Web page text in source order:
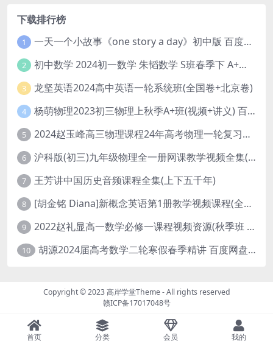
下载排行榜
1 一天一个小故事《one story a day》初中版 百度网盘分享下载
2 初中数学 2024初一数学 朱韬数学 S班春季下 A+班春季下 百度云网盘
3 龙坚英语2024高中英语一轮系统班(全国卷+北京卷)
4 杨萌物理2023初三物理上秋季A+班(视频+讲义) 百度网盘分享
5 2024赵玉峰高三物理课程24年高考物理一轮复习网课教程
6 沪科版(初三)九年级物理全一册网课教学视频全集(录播版 杜春雨 66讲)
7 王芳讲中国历史音频课程全集(上下五千年)
8 [胡金铭 Diana]新概念英语第1册教学视频课程(全集 百度网盘下载)
9 2022赵礼显高一数学必修一课程视频资源(秋季班 含讲义)百度网盘云
10 胡源2024届高考数学二轮寒假春季精讲 百度网盘分享
Copyright © 2023高岸学堂Theme- All rights reserved
赣ICP备17017048号
首页 分类 会员 我的